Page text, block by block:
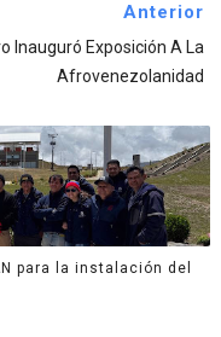
Anterior
Inauguró Exposición A La
Afrovenezolanidad
para la instalación del